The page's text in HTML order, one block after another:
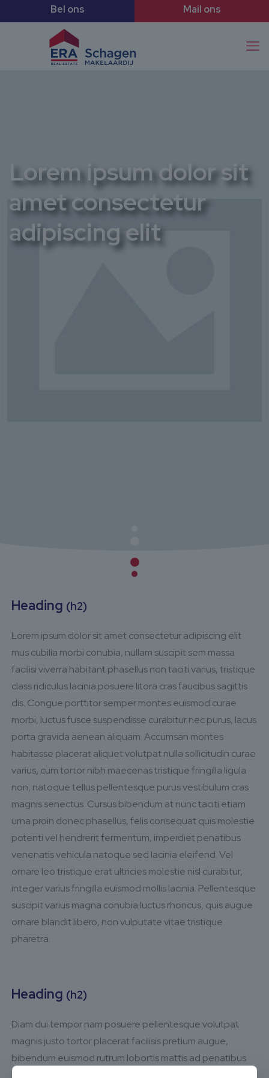
Lorem ipsum dolor sit
amet consectetur
adipiscing elit
Heading (h2)
Lorem ipsum dolor sit amet consectetur adipiscing elit
mus cubilia morbi conubia, nullam suscipit sem massa
facilisi viverra habitant phasellus non taciti varius, tristique
class ridiculus lacinia posuere litora cras faucibus sagittis
dis. Congue porttitor semper montes euismod curae
morbi, luctus fusce suspendisse curabitur nec purus, lacus
porta gravida aenean aliquam. Accumsan montes
habitasse placerat aliquet volutpat nulla sollicitudin curae
varius, cum tortor nibh maecenas tristique fringilla ligula
non, natoque tellus pellentesque purus vestibulum cras
magnis senectus. Cursus bibendum at nunc taciti etiam
urna proin donec phasellus, felis consequat quis molestie
potenti vel hendrerit fermentum, imperdiet penatibus
venenatis vehicula natoque sed lacinia eleifend. Vel
ornare leo tristique erat ultricies molestie nisl curabitur,
integer varius fringilla euismod mollis lacinia. Pellentesque
suscipit varius magna conubia luctus rhoncus, quis augue
ornare blandit libero, non vulputate vitae tristique
pharetra.
Heading (h2)
Diam dui tempor nam posuere pellentesque volutpat
magnis justo tortor placerat facilisis pretium augue,
bibendum euismod rutrum lobortis mattis ad penatibus